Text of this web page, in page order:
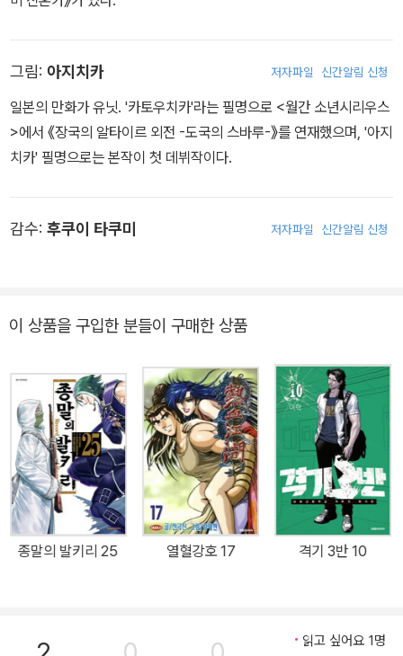
그림: 아지치카 저자파일 신간알림 신청
일본의 만화가 유닛. '카토우치카'라는 필명으로 <월간 소년시리우스
>에서 《장국의 알타이르 외전 -도국의 스바루-》를 연재했으며, '아지
치카' 필명으로는 본작이 첫 데뷔작이다.
감수: 후쿠이 타쿠미 저자파일 신간알림 신청
이 상품을 구입한 분들이 구매한 상품
종말의 발키리 25 열혈강호 17 격기 3반 10
읽고 싶어요 1명